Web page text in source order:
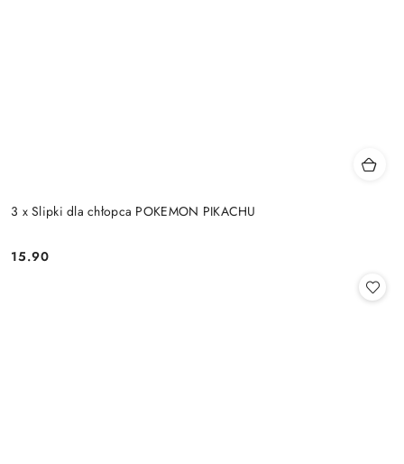
3 x Slipki dla chłopca POKEMON PIKACHU
Cena:
15.90